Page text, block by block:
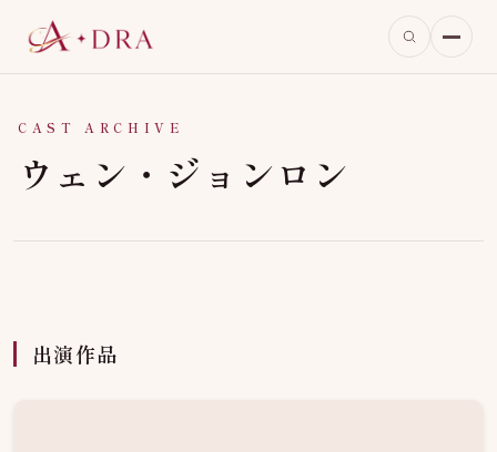
CAST ARCHIVE
ウェン・ジョンロン
出演作品